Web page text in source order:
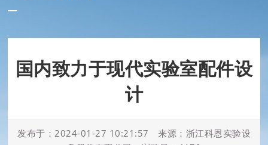
国内致力于现代实验室配件设
计
发布于：2024-01-27 10:21:57 来源：浙江科恩实验设